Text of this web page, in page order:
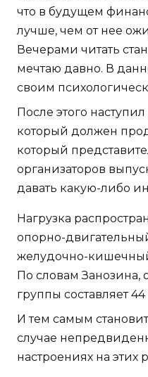
что в будущем
лучше, чем от нее
Вечерами читать
мечтаю давно. В
своим
После этого
который должен
который
организаторов
давать какую-либо
Нагрузка
опорно-
желудочно-
По словам Занозина,
группы составляет
И тем самым
случае
настроениях на этих